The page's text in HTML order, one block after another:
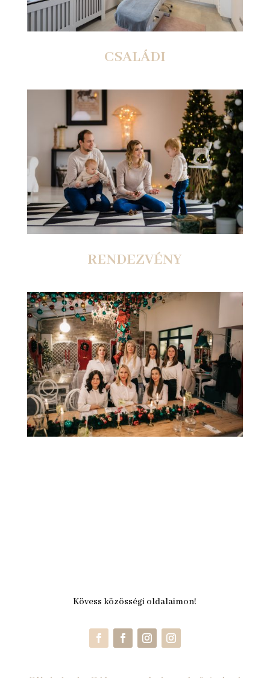
CSALÁDI
RENDEZVÉNY
Kövess közösségi oldalaimon!